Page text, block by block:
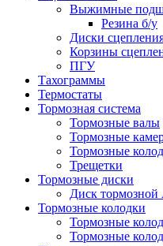
Выжимные
Резина б/у
Диски
Корзины
ПГУ
Тахограммы
Термостаты
Тормозная система
Тормозные валы
Тормозные
Тормозные
Трещетки
Тормозные диски
Диск тормозной
Тормозные колодки
Тормозные
Тормозные